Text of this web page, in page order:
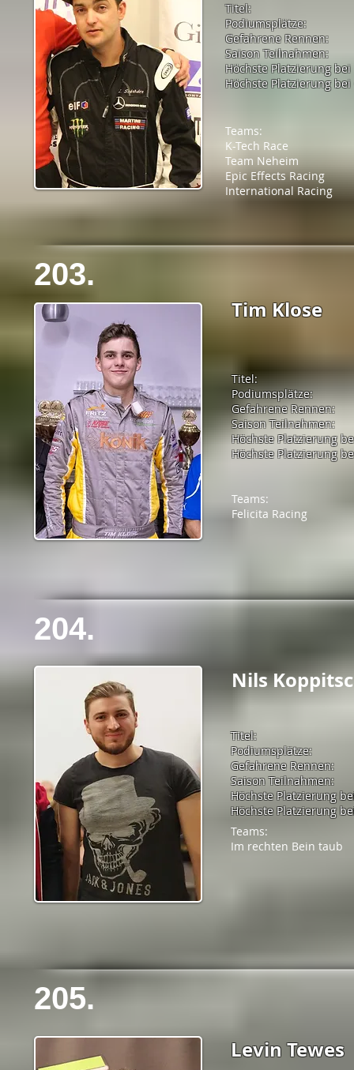
Titel:
Podiumsplätze:
Gefahrene Rennen:
Saison Teilnahmen:
Höchste Platzierung bei
Höchste Platzierung
Teams:
K-Tech Race
Team Neheim
Epic Effects Racing
International Racing
203.
Tim Klose
Titel:
Podiumsplätze:
Gefahrene Rennen:
Saison Teilnahmen:
Höchste Platzierung
Höchste Platzierung
Teams:
Felicita Racing
204.
Nils
Titel:
Podiumsplätze:
Gefahrene Rennen:
Saison Teilnahmen:
Höchste Platzierung
Höchste Platzierung
Teams:
Im rechten Bein taub
205.
Levin Tewes